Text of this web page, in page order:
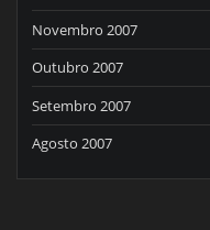
Novembro 2007
Outubro 2007
Setembro 2007
Agosto 2007